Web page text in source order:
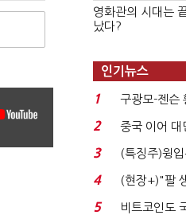
영화관의 시대는
났다?
인기뉴스
1
구광모-젠슨
로봇·AI 등 논
2
중국 이어 대
국전쟁’
3
(특징주)윙
지에 상한가
4
(현장+)"팔
요"…'덜 똘
5
비트코인도